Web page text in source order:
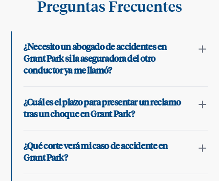
Preguntas Frecuentes
¿Necesito un abogado de accidentes en
Grant Park si la aseguradora del otro
conductor ya me llamó?
¿Cuál es el plazo para presentar un reclamo
tras un choque en Grant Park?
¿Qué corte verá mi caso de accidente en
Grant Park?